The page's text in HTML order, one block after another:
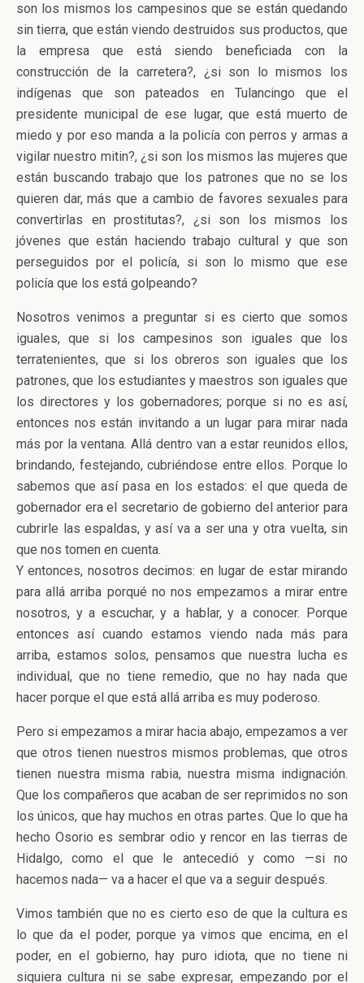
son los mismos los campesinos que se están quedando
sin tierra, que están viendo destruidos sus productos, que
la empresa que está siendo beneficiada con la
construcción de la carretera?, ¿si son lo mismos los
indígenas que son pateados en Tulancingo que el
presidente municipal de ese lugar, que está muerto de
miedo y por eso manda a la policía con perros y armas a
vigilar nuestro mitin?, ¿si son los mismos las mujeres que
están buscando trabajo que los patrones que no se los
quieren dar, más que a cambio de favores sexuales para
convertirlas en prostitutas?, ¿si son los mismos los
jóvenes que están haciendo trabajo cultural y que son
perseguidos por el policía, si son lo mismo que ese
policía que los está golpeando?
Nosotros venimos a preguntar si es cierto que somos
iguales, que si los campesinos son iguales que los
terratenientes, que si los obreros son iguales que los
patrones, que los estudiantes y maestros son iguales que
los directores y los gobernadores; porque si no es así,
entonces nos están invitando a un lugar para mirar nada
más por la ventana. Allá dentro van a estar reunidos ellos,
brindando, festejando, cubriéndose entre ellos. Porque lo
sabemos que así pasa en los estados: el que queda de
gobernador era el secretario de gobierno del anterior para
cubrirle las espaldas, y así va a ser una y otra vuelta, sin
que nos tomen en cuenta.
Y entonces, nosotros decimos: en lugar de estar mirando
para allá arriba porqué no nos empezamos a mirar entre
nosotros, y a escuchar, y a hablar, y a conocer. Porque
entonces así cuando estamos viendo nada más para
arriba, estamos solos, pensamos que nuestra lucha es
individual, que no tiene remedio, que no hay nada que
hacer porque el que está allá arriba es muy poderoso.
Pero si empezamos a mirar hacia abajo, empezamos a ver
que otros tienen nuestros mismos problemas, que otros
tienen nuestra misma rabia, nuestra misma indignación.
Que los compañeros que acaban de ser reprimidos no son
los únicos, que hay muchos en otras partes. Que lo que ha
hecho Osorio es sembrar odio y rencor en las tierras de
Hidalgo, como el que le antecedió y como —si no
hacemos nada— va a hacer el que va a seguir después.
Vimos también que no es cierto eso de que la cultura es
lo que da el poder, porque ya vimos que encima, en el
poder, en el gobierno, hay puro idiota, que no tiene ni
siquiera cultura ni se sabe expresar, empezando por el